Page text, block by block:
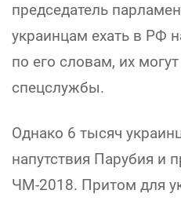
председатель
украинцам ехать в РФ
по его словам, их
спецслужбы.
Однако 6 тысяч
напутствия Парубия и
ЧМ-2018. Притом для